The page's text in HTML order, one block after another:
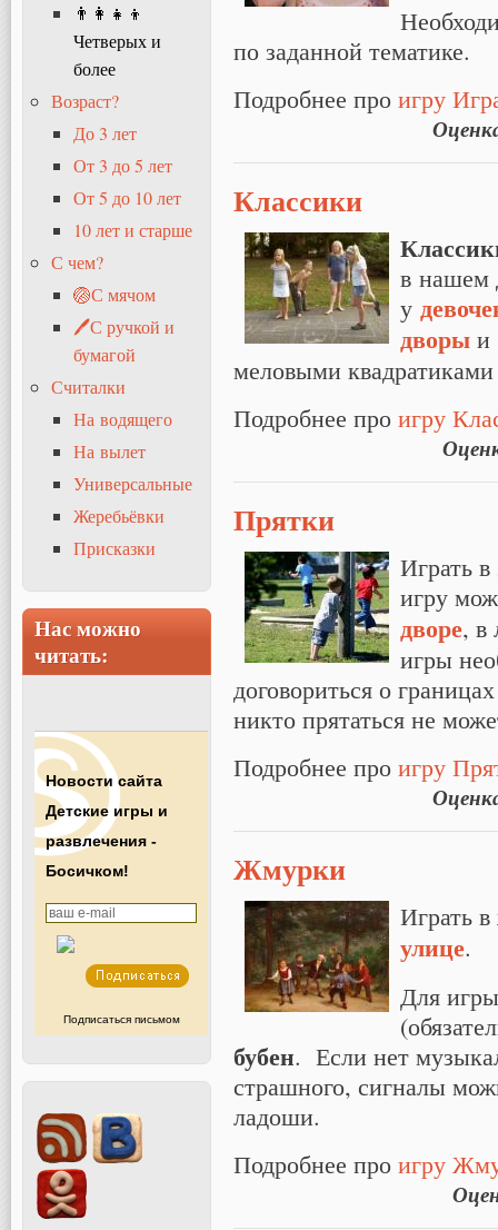
по заданной тематике.
Подробнее про игру
Классики
в нашем
у
дворы и
меловыми квадратиками
Подробнее про игру
Прятки
Играть
игру
дворе, в
игры
договориться о
никто прятаться не
Подробнее про игру
Жмурки
Играть
улице.
Для
бубен. Если нет
страшного, сигналы
ладоши.
Подробнее про игру
👨‍👩‍👧‍👦
Четверых и
более
Возраст?
До 3 лет
От 3 до 5 лет
От 5 до 10 лет
10 лет и старше
С чем?
🏐С мячом
🖊С ручкой и
бумагой
Считалки
На водящего
На вылет
Универсальные
Жеребьёвки
Присказки
Нас можно
читать:
Новости сайта
Детские игры и
развлечения -
Босичком!
Подписаться письмом